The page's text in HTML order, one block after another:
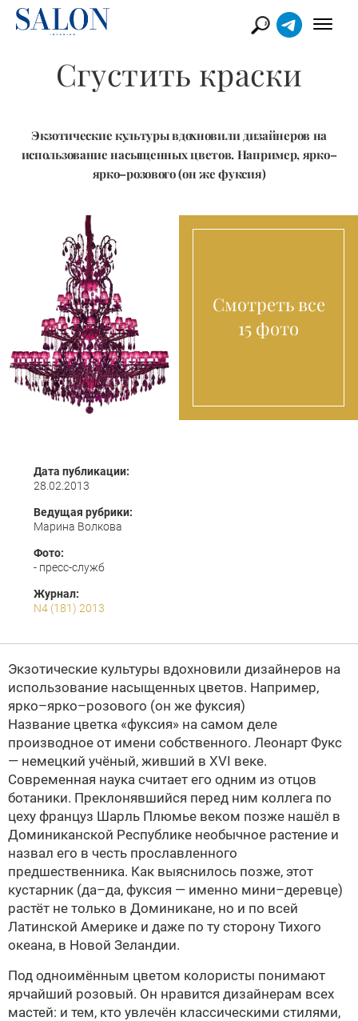
Сгустить краски
Экзотические культуры вдохновили дизайнеров на
использование насыщенных цветов. Например, ярко–
ярко–розового (он же фуксия)
Смотреть все
15 фото
Дата публикации:
28.02.2013
Ведущая рубрики:
Марина Волкова
Фото:
- пресс-служб
Журнал:
N4 (181) 2013
Экзотические культуры вдохновили дизайнеров на
использование насыщенных цветов. Например,
ярко–ярко–розового (он же фуксия)
Название цветка «фуксия» на самом деле
производное от имени собственного. Леонарт Фукс
— немецкий учёный, живший в XVI веке.
Современная наука считает его одним из отцов
ботаники. Преклонявшийся перед ним коллега по
цеху француз Шарль Плюмье веком позже нашёл в
Доминиканской Республике необычное растение и
назвал его в честь прославленного
предшественника. Как выяснилось позже, этот
кустарник (да–да, фуксия — именно мини–деревце)
растёт не только в Доминикане, но и по всей
Латинской Америке и даже по ту сторону Тихого
океана, в Новой Зеландии.
Под одноимённым цветом колористы понимают
ярчайший розовый. Он нравится дизайнерам всех
мастей: и тем, кто увлечён классическими стилями,